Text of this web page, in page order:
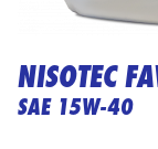
NISOTEC
SAE 15W-40